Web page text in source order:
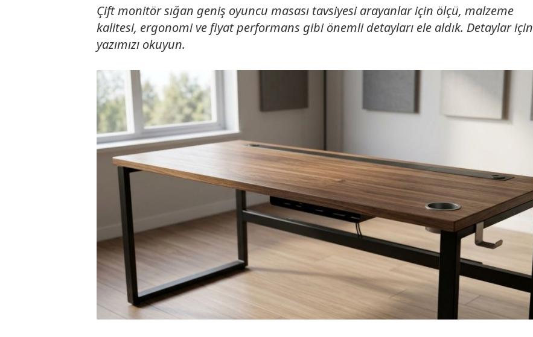
Çift monitör sığan geniş oyuncu masası tavsiyesi arayanlar için ölçü, malzeme
kalitesi, ergonomi ve fiyat performans gibi önemli detayları ele aldık. Detaylar için
yazımızı okuyun.